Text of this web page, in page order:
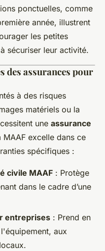
ponctuelles, comme
année, illustrent
les petites
sécuriser leur activité.
des assurances pour
à des risques
matériels ou la
une assurance
MAAF excelle dans ce
spécifiques :
civile MAAF : Protège
dans le cadre d’une
entreprises : Prend en
aux